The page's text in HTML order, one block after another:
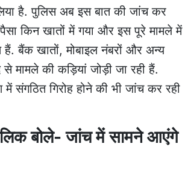
है. पुलिस अब इस बात की जांच कर
किन खातों में गया और इस पूरे मामले में
हैं. बैंक खातों, मोबाइल नंबरों और अन्य
मामले की कड़ियां जोड़ी जा रही हैं.
संगठित गिरोह होने की भी जांच कर रही
बोले- जांच में सामने आएंगे